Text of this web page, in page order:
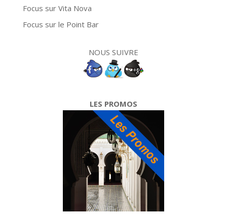
Focus sur Vita Nova
Focus sur le Point Bar
NOUS SUIVRE
LES PROMOS